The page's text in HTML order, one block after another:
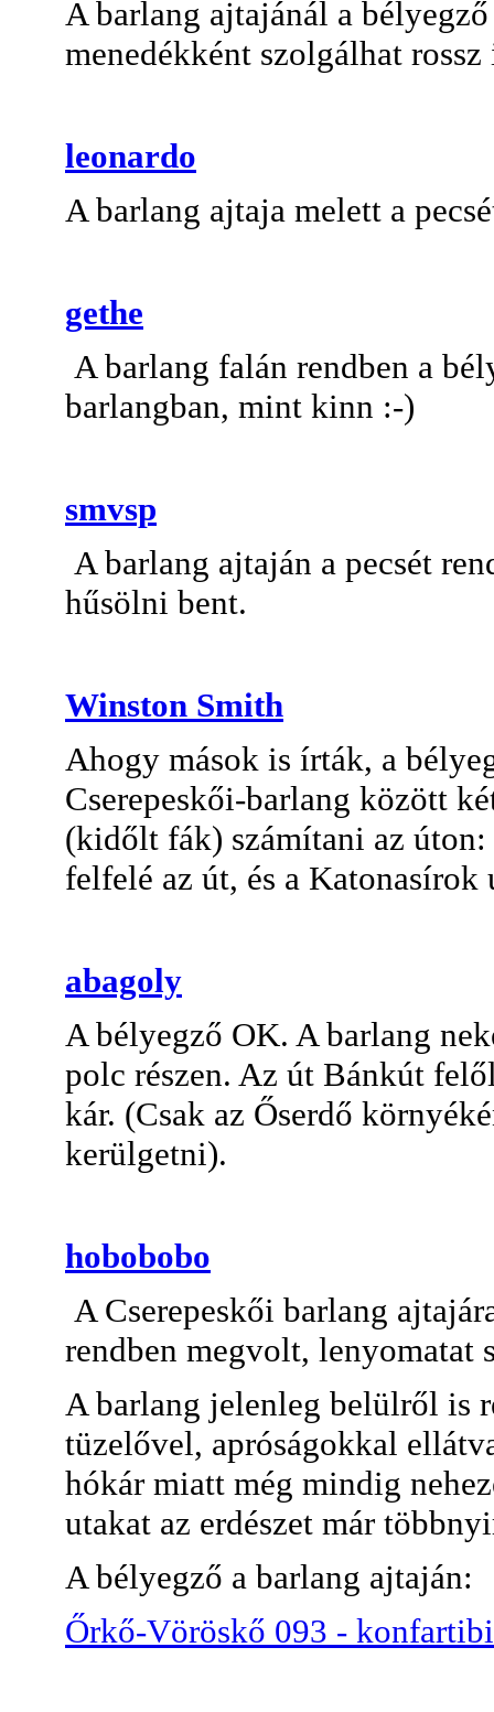
A barlang ajtajánál a
menedékként szolgálhat
leonardo
A barlang ajtaja melett a
gethe
A barlang falán rendben a
barlangban, mint kinn :-)
smvsp
A barlang ajtaján a pecsét
hűsölni bent.
Winston Smith
Ahogy mások is írták, a
Cserepeskői-barlang között
(kidőlt fák) számítani az
felfelé az út, és a
abagoly
A bélyegző OK. A barlang
polc részen. Az út Bánkút
kár. (Csak az Őserdő
kerülgetni).
hobobobo
A Cserepeskői barlang
rendben megvolt, lenyomatat
A barlang jelenleg belülről is
tüzelővel, apróságokkal
hókár miatt még mindig
utakat az erdészet már
A bélyegző a barlang ajtaján:
Őrkő-Vöröskő 093 -